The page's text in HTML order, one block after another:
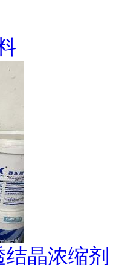
晶浓缩剂